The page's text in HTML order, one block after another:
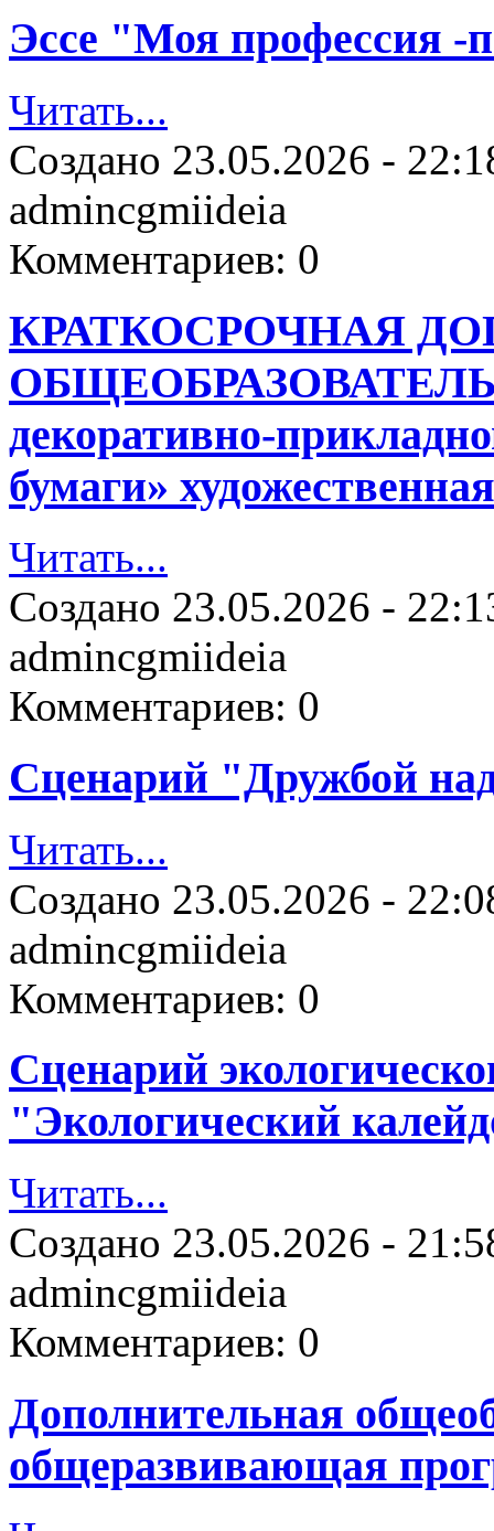
Эссе "Моя профессия -
Читать...
Создано 23.05.2026 -
admincgmiideia
Комментариев: 0
КРАТКОСРОЧНАЯ
декоративно-
бумаги»
Читать...
Создано 23.05.2026 -
admincgmiideia
Комментариев: 0
Сценарий "Дружбой
Читать...
Создано 23.05.2026 -
admincgmiideia
Комментариев: 0
Сценарий
"Экологический
Читать...
Создано 23.05.2026 -
admincgmiideia
Комментариев: 0
Дополнительная
общеразвивающая